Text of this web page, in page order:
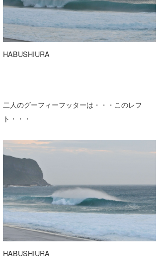
HABUSHIURA
二人のグーフィーフッターは・・・このレフ
ト・・・
HABUSHIURA